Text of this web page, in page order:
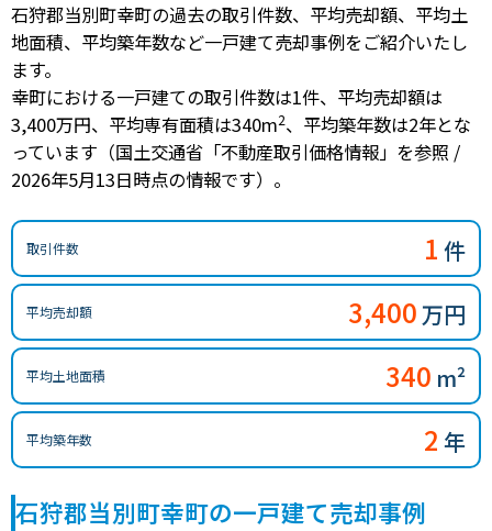
石狩郡当別町幸町の過去の取引件数、平均売却額、平均土
地面積、平均築年数など一戸建て売却事例をご紹介いたし
ます。
幸町における一戸建ての取引件数は1件、 平均売却額は
3,400万円、 平均専有面積は340m2、 平均築年数は2年とな
っています（国土交通省「不動産取引価格情報」を参照 /
2026年5月13日時点の情報です）。
取引件数 1 件
平均売却額 3,400 万円
平均土地面積 340 m²
平均築年数 2 年
石狩郡当別町幸町の一戸建て売却事例